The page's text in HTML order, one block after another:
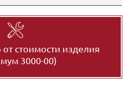
от стоимости изделия
3000-00)